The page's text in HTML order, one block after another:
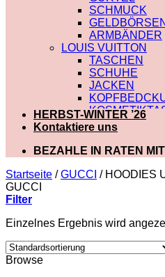
SCHMUCK
GELDBÖRSEN
ARMBÄNDER
LOUIS VUITTON
TASCHEN
SCHUHE
JACKEN
SCHALS
GÜRTEL
SCHALS
HERBST-WINTER ’26
Kontaktiere uns
BEZAHLE IN RATEN
Startseite / GUCCI /HOODIES
GUCCI
Filter
Einzelnes Ergebnis wird
Browse